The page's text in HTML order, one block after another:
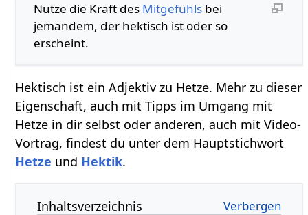
Nutze die Kraft des Mitgefühlsbei
jemandem, der hektisch ist oder so
erscheint.
Hektisch ist ein Adjektiv zu Hetze. Mehr zu dieser
Eigenschaft, auch mit Tipps im Umgang mit
Hetze in dir selbst oder anderen, auch mit Video-
Vortrag, findest du unter dem Hauptstichwort
Hetze und Hektik.
Inhaltsverzeichnis